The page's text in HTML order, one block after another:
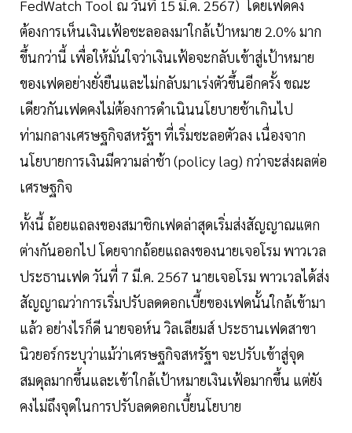
FedWatch Tool ณ วันที่ 15 มี.ค. 2567) โดยเฟดคง
ต้องการเห็นเงินเฟ้อชะลอลงมาใกล้เป้าหมาย 2.0% มาก
ขึ้นกว่านี้ เพื่อให้มั่นใจว่าเงินเฟ้อจะกลับเข้าสู่เป้าหมาย
ของเฟดอย่างยั่งยืนและไม่กลับมาเร่งตัวขึ้นอีกครั้ง ขณะ
เดียวกันเฟดคงไม่ต้องการดำเนินนโยบายช้าเกินไป
ท่ามกลางเศรษฐกิจสหรัฐฯ ที่เริ่มชะลอตัวลง เนื่องจาก
นโยบายการเงินมีความล่าช้า (policy lag) กว่าจะส่งผลต่อ
เศรษฐกิจ
ทั้งนี้ ถ้อยแถลงของสมาชิกเฟดล่าสุดเริ่มส่งสัญญาณแตก
ต่างกันออกไป โดยจากถ้อยแถลงของนายเจอโรม พาวเวล
ประธานเฟด วันที่ 7 มี.ค. 2567 นายเจอโรม พาวเวลได้ส่ง
สัญญาณว่าการเริ่มปรับลดดอกเบี้ยของเฟดนั้นใกล้เข้ามา
แล้ว อย่างไรก็ดี นายจอห์น วิลเลียมส์ ประธานเฟดสาขา
นิวยอร์กระบุว่าแม้ว่าเศรษฐกิจสหรัฐฯ จะปรับเข้าสู่จุด
สมดุลมากขึ้นและเข้าใกล้เป้าหมายเงินเฟ้อมากขึ้น แต่ยัง
คงไม่ถึงจุดในการปรับลดดอกเบี้ยนโยบาย